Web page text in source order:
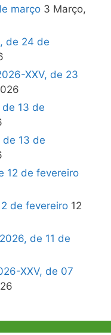
março 3 Março,
de 24 de
XXV, de 23
de 13 de
13 de
12 de fevereiro
de fevereiro 12
de 11 de
XXV, de 07